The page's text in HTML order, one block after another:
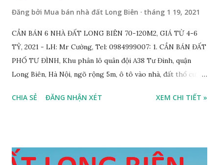
Đăng bởi Mua bán nhà đất Long Biên tháng 1 19, 2021
CẦN BÁN 6 NHÀ ĐẤT LONG BIÊN 70-120M2, GIÁ TỪ 4-6
TỶ, 2021 - LH: Mr Cường, Tel: 0984999007: 1. CẦN BÁN ĐẤT
PHỐ TƯ ĐÌNH, Khu phân lô quân đội A38 Tư Đình, quận
Long Biên, Hà Nội, ngõ rộng 5m, ô tô vào nhà, đất thổ cư,
BÁN: 4.2 TỶ, có thương lượng; 2. CẦN BÁN GẤP đất ngõ 134
564 Nguyễn Văn Cừ, Gia Thụy, ô tô cách 15m, DT 112m2, MT
CHIA SẺ ĐĂNG NHẬN XÉT XEM CHI TIẾT »